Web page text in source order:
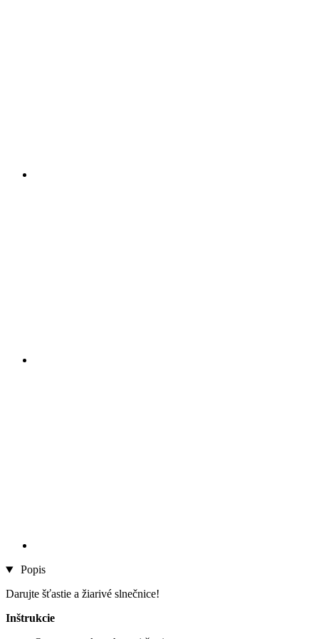
Popis
Darujte šťastie a žiarivé slnečnice!
Inštrukcie